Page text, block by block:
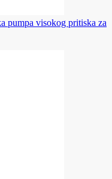
visokog pritiska za